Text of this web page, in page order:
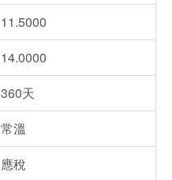
11.5000
14.0000
360天
常溫
應稅